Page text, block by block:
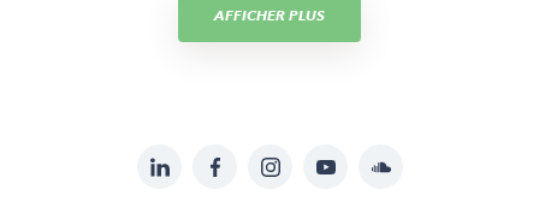
AFFICHER PLUS
LinkedInFacebookInstagramYouTubeSoundcloud